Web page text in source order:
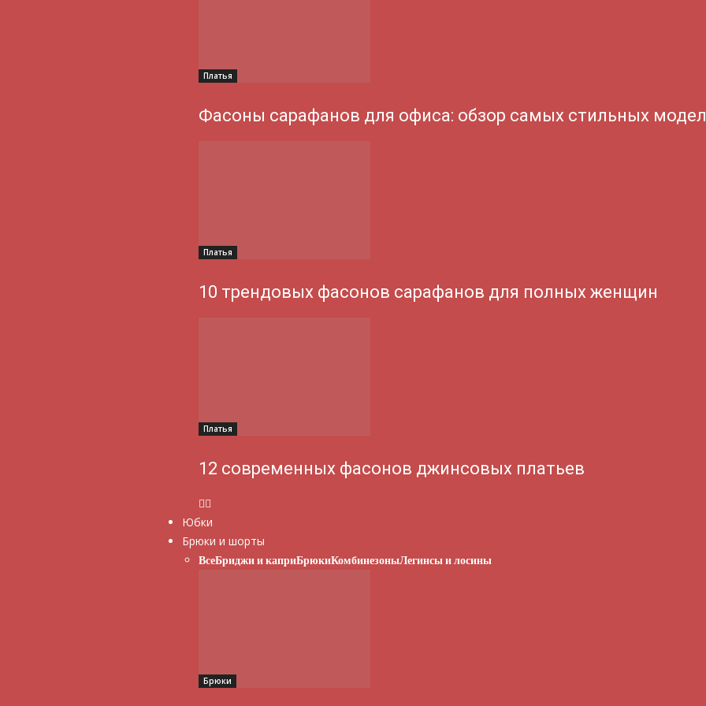
Платья
Фасоны сарафанов для офиса: обзор самых стильных
Платья
10 трендовых фасонов сарафанов для полных женщин
Платья
12 современных фасонов джинсовых платьев
Юбки
Брюки и шорты
ВсеБриджи и каприБрюкиКомбинезоныЛегинсы и лосины
Брюки